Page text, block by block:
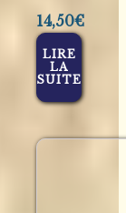
14,50€
LIRE
LA
SUITE